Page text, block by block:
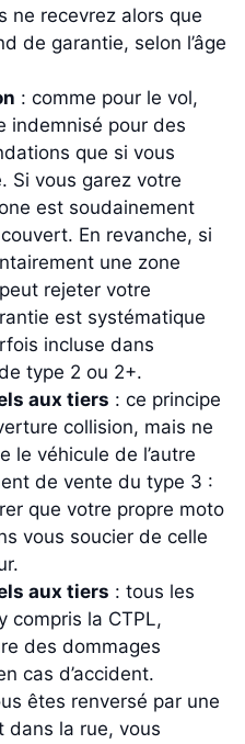
ne recevrez alors que
de garantie, selon l’âge
: comme pour le vol,
indemnisé pour des
que si vous
Si vous garez votre
est soudainement
En revanche, si
une zone
rejeter votre
est systématique
incluse dans
type 2 ou 2+.
aux tiers : ce principe
collision, mais ne
le véhicule de l’autre
de vente du type 3 :
que votre propre moto
vous soucier de celle
aux tiers : tous les
compris la CTPL,
des dommages
cas d’accident.
êtes renversé par une
dans la rue, vous